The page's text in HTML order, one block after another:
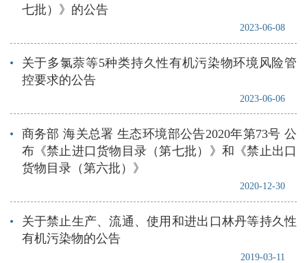
2023-06-08
七批）》的公告
2023-06-06
关于多氯萘等5种类持久性有机污染物环境风险管
控要求的公告
2020-12-30
商务部 海关总署 生态环境部公告2020年第73号 公
布《禁止进口货物目录（第七批）》和《禁止出口
货物目录（第六批）》
2019-03-11
关于禁止生产、流通、使用和进出口林丹等持久性
有机污染物的公告